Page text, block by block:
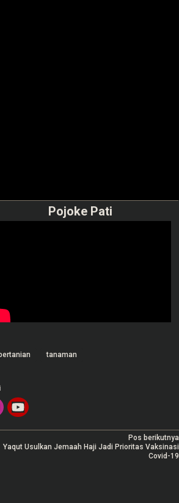
Pojoke Pati
tanaman
Pos berikutnya
Yaqut Usulkan Jemaah Haji Jadi Prioritas Vaksinasi
Covid-19